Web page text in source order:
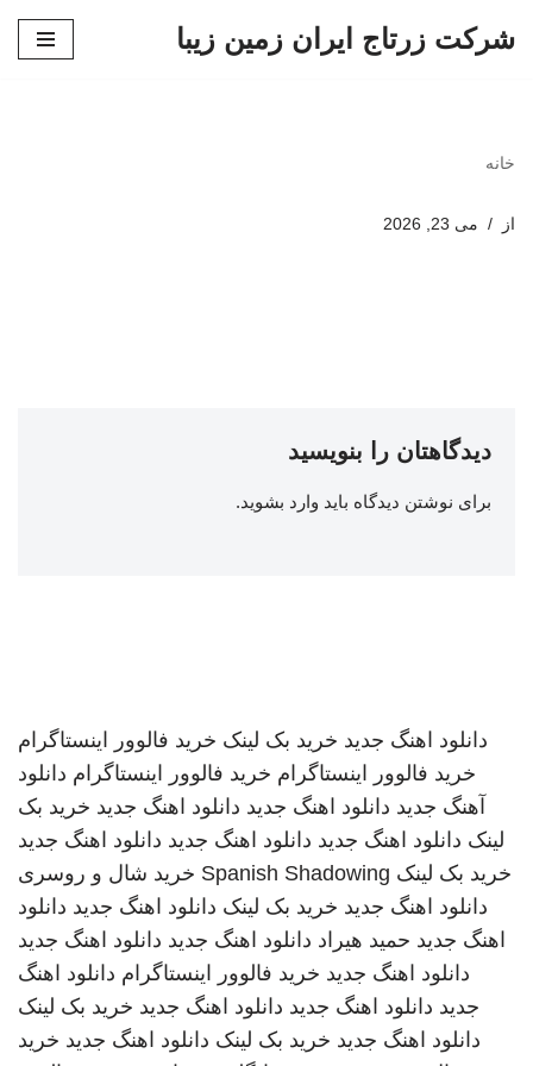
شرکت زرتاج ایران زمین زیبا
خانه
از می 23, 2026
دیدگاهتان را بنویسید
برای نوشتن دیدگاه باید وارد بشوید.
دانلود اهنگ جدید خرید بک لینک خرید فالوور اینستاگرام
خرید فالوور اینستاگرام خرید فالوور اینستاگرام دانلود
آهنگ جدید دانلود اهنگ جدید دانلود اهنگ جدید خرید بک
لینک دانلود اهنگ جدید دانلود اهنگ جدید دانلود اهنگ جدید
خرید بک لینک Spanish Shadowing خرید شال و روسری
دانلود اهنگ جدید خرید بک لینک دانلود اهنگ جدید دانلود
اهنگ جدید حمید هیراد دانلود اهنگ جدید دانلود اهنگ جدید
دانلود اهنگ جدید خرید فالوور اینستاگرام دانلود اهنگ
جدید دانلود اهنگ جدید دانلود اهنگ جدید خرید بک لینک
دانلود اهنگ جدید خرید بک لینک دانلود اهنگ جدید خرید